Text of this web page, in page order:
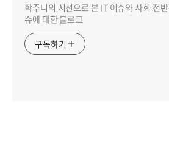
학주니의 시선으로 본 IT 이슈와 사회 전
슈에 대한 블로그
구독하기